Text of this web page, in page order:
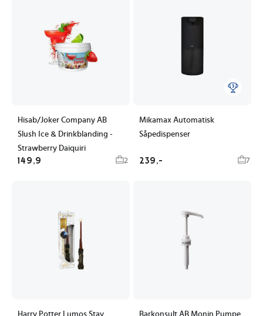
Hisab/Joker Company AB
Slush Ice & Drinkblanding -
Strawberry Daiquiri
149,9 2
Mikamax Automatisk
Såpedispenser
239,- 7
Harry Potter Lumos Stav
Barkonsult AB Monin Pumpe